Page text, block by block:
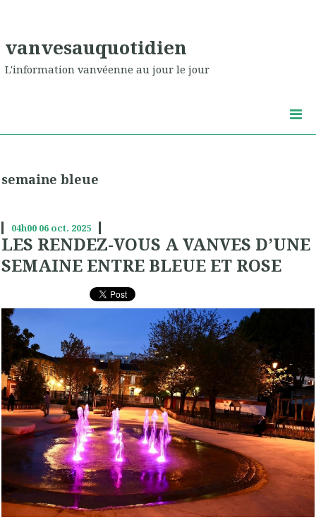
vanvesauquotidien
L'information vanvéenne au jour le jour
semaine bleue
04h00 06 oct. 2025
LES RENDEZ-VOUS A VANVES D’UNE
SEMAINE ENTRE BLEUE ET ROSE